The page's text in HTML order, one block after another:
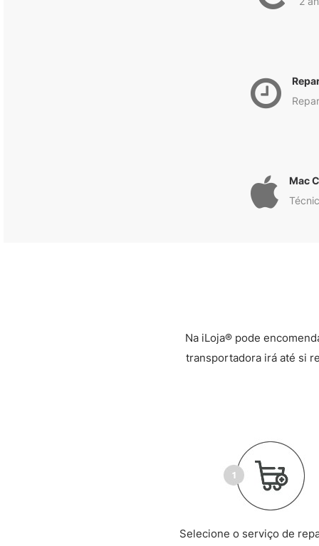
Mac
Na iLoja® pode
transportadora irá até si
Selecione o serviço de